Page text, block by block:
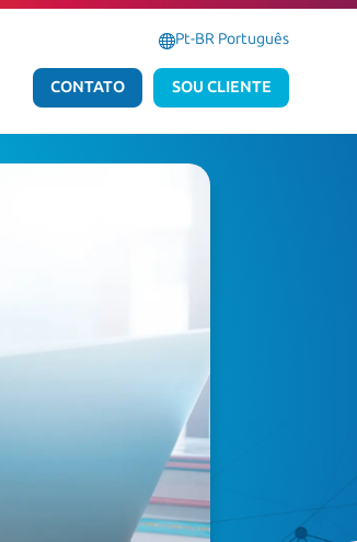
Pt-BR Português
CONTATO SOU CLIENTE